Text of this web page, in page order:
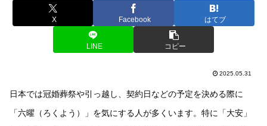
X Facebook はてブ
LINE コピー
2025.05.31
日本では冠婚葬祭や引っ越し、契約日などの予定を決める際に
「六曜（ろくよう）」を気にする人が多くいます。特に「大安」